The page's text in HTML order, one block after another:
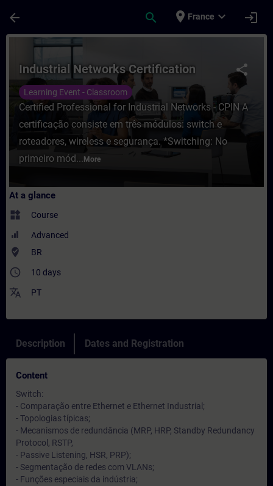
arrow_back search place France expand_more login
Course - Industrial Networks
share
Industrial Networks Certification
Learning Event - Classroom
Certified Professional for Industrial Networks - CPIN A
certificação consiste em três módulos: switch e
roteadores, wireless e segurança. *Switching: No
primeiro mód... More
At a glance
widgets Course
Advanced
where_to_vote BR
access_time 10 days
translate PT
Description Dates and Registration
Content
Switch:
- Comparação entre Ethernet e Ethernet Industrial;
- Topologias típicas;
- Mecanismos de redundância (MRP, HRP, Standby Redundancy
Protocol, RSTP,
- Passive Listening, HSR, PRP);
- Segmentação de redes com VLANs;
- Funções especiais da indústria;